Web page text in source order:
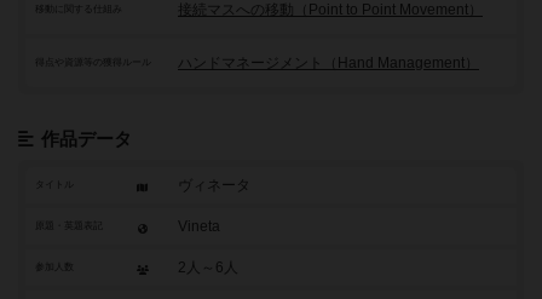
移動に関する仕組み 接続マスへの移動（Point to Point Movement）
ハンドマネージメント（Hand Management）
作品データ
タイトル ヴィネータ
Vineta
参加人数 2人～6人